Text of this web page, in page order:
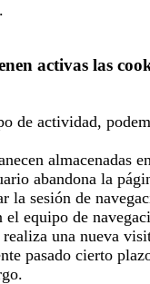
activas las
de actividad,
almacenadas
abandona la
la sesión de
el equipo de
una nueva
pasado cierto